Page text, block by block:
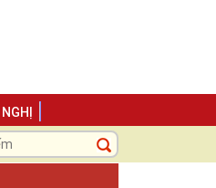
NGHIỆP LÀM TRUNG